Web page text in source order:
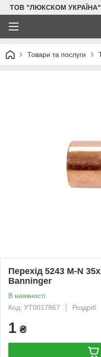
ТОВ "ЛЮКСКОМ УКРАЇНА"
Товари та послуги
Перехід 5243 M-N
Banninger
В наявності
Код: УТ0017867
Роздріб
1 ₴